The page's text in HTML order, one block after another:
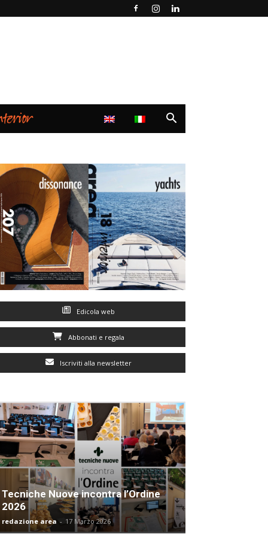
Edicola web
Abbonati e regala
Iscriviti alla newsletter
Tecniche Nuove incontra l’Ordine
2026
redazione area - 17 Marzo 2026